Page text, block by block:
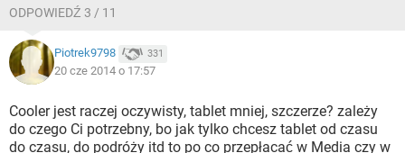
ODPOWIEDŹ 3 / 11
Piotrek9798 331
20 cze 2014 o 17:57
Cooler jest raczej oczywisty, tablet mniej, szczerze? zależy
do czego Ci potrzebny, bo jak tylko chcesz tablet od czasu
do czasu, do podróży itd to po co przepłacać w Media czy w